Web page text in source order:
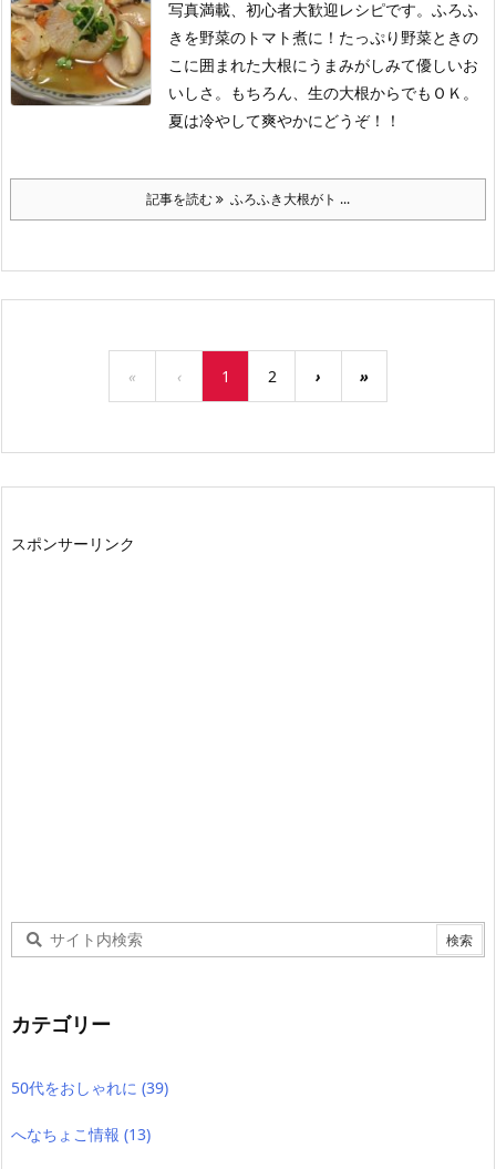
写真満載、初心者大歓迎レシピです。ふろふ
きを野菜のトマト煮に！たっぷり野菜ときの
こに囲まれた大根にうまみがしみて優しいお
いしさ。もちろん、生の大根からでもＯＫ。
夏は冷やして爽やかにどうぞ！！
記事を読む ふろふき大根がト ...
« ‹ 1 2 › »
スポンサーリンク
カテゴリー
50代をおしゃれに (39)
へなちょこ情報 (13)